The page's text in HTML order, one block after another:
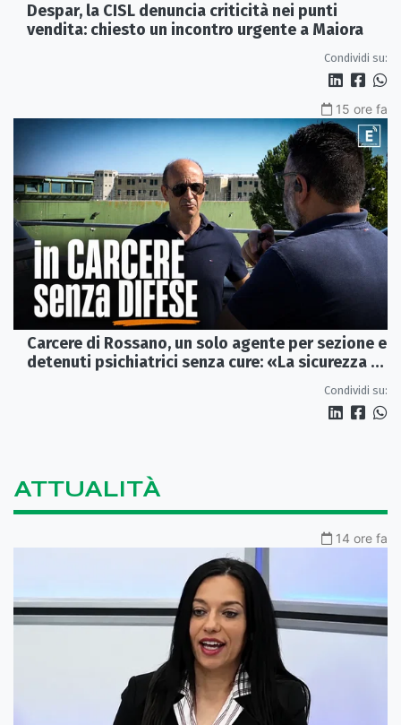
Despar, la CISL denuncia criticità nei punti
vendita: chiesto un incontro urgente a Maiora
Condividi su:
15 ore fa
Carcere di Rossano, un solo agente per sezione e
detenuti psichiatrici senza cure: «La sicurezza è
Condividi su:
ATTUALITÀ
14 ore fa